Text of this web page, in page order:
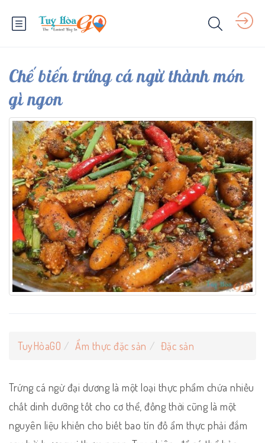
Chế biến trứng cá ngừ thành món
gì ngon
TuyHòaGO Ẩm thực đặc sản Đặc sản
Trứng cá ngừ đại dương là một loại thực phẩm chứa nhiều
chất dinh dưỡng tốt cho cơ thể, đồng thời cũng là một
nguyên liệu khiến cho biết bao tín đồ ẩm thực phải đắm